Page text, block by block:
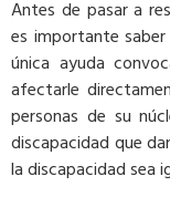
Antes de pasar a
es importante
única ayuda
afectarle
personas de su
discapacidad que
la discapacidad sea